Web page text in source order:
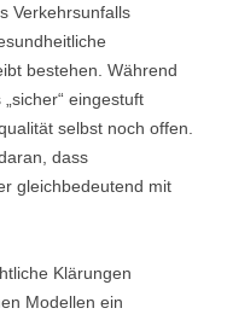
Verkehrsunfalls
bestehen. Während
eingestuft
selbst noch offen.
dass
gleichbedeutend mit
Klärungen
Modellen ein